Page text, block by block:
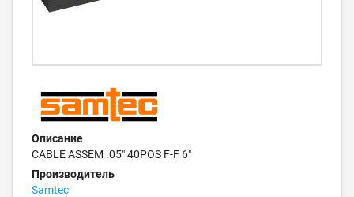
Описание
CABLE ASSEM .05" 40POS F-F 6"
Производитель
Samtec